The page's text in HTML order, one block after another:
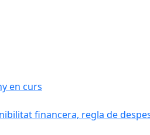
en curs
financera, regla de